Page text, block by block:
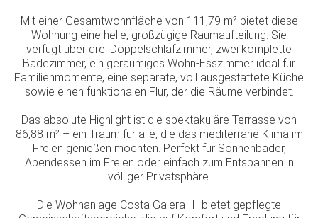
Mit einer Gesamtwohnfläche von 111,79 m² bietet diese
Wohnung eine helle, großzügige Raumaufteilung. Sie
verfügt über drei Doppelschlafzimmer, zwei komplette
Badezimmer, ein geräumiges Wohn-Esszimmer ideal für
Familienmomente, eine separate, voll ausgestattete Küche
sowie einen funktionalen Flur, der die Räume verbindet.
Das absolute Highlight ist die spektakuläre Terrasse von
86,88 m² – ein Traum für alle, die das mediterrane Klima im
Freien genießen möchten. Perfekt für Sonnenbäder,
Abendessen im Freien oder einfach zum Entspannen in
völliger Privatsphäre.
Die Wohnanlage Costa Galera III bietet gepflegte